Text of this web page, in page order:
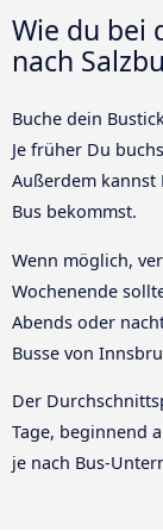
Wie du bei
nach
Buche dein
Je früher Du
Außerdem kannst
Bus bekommst.
Wenn möglich,
Wochenende
Abends oder
Busse von
Der
Tage, beginnend
je nach Bus-